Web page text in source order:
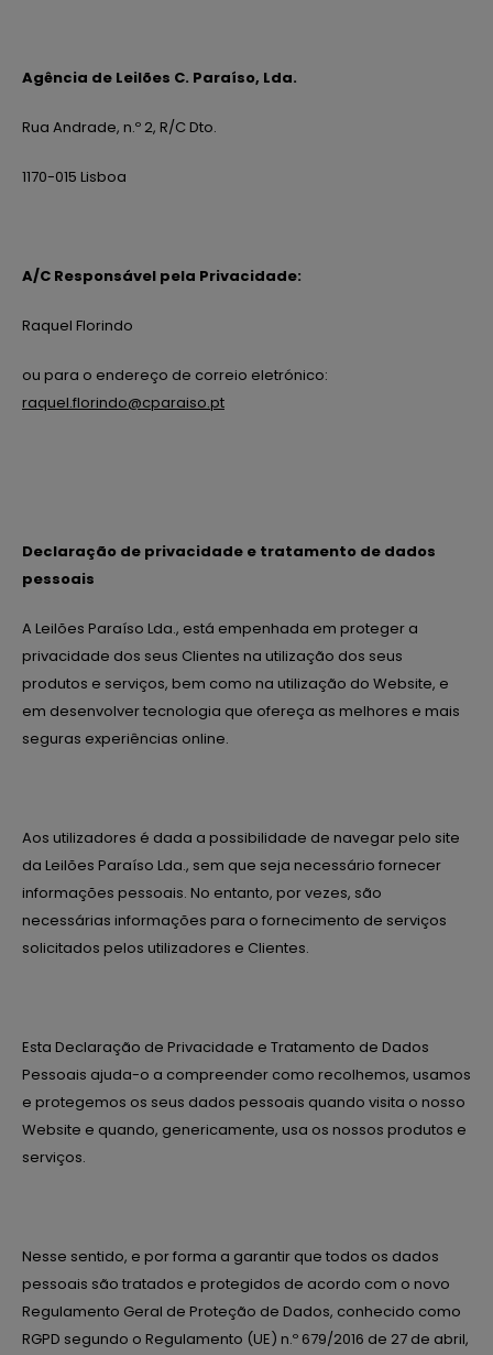
Agência de Leilões C. Paraíso, Lda.
Rua Andrade, n.º 2, R/C Dto.
1170-015 Lisboa
A/C Responsável pela Privacidade:
Raquel Florindo
ou para o endereço de correio eletrónico:
raquel.florindo@cparaiso.pt
Declaração de privacidade e tratamento de dados
pessoais
A Leilões Paraíso Lda., está empenhada em proteger a
privacidade dos seus Clientes na utilização dos seus
produtos e serviços, bem como na utilização do Website, e
em desenvolver tecnologia que ofereça as melhores e mais
seguras experiências online.
Aos utilizadores é dada a possibilidade de navegar pelo site
da Leilões Paraíso Lda., sem que seja necessário fornecer
informações pessoais. No entanto, por vezes, são
necessárias informações para o fornecimento de serviços
solicitados pelos utilizadores e Clientes.
Esta Declaração de Privacidade e Tratamento de Dados
Pessoais ajuda-o a compreender como recolhemos, usamos
e protegemos os seus dados pessoais quando visita o nosso
Website e quando, genericamente, usa os nossos produtos e
serviços.
Nesse sentido, e por forma a garantir que todos os dados
pessoais são tratados e protegidos de acordo com o novo
Regulamento Geral de Proteção de Dados, conhecido como
RGPD segundo o Regulamento (UE) n.º 679/2016 de 27 de abril,